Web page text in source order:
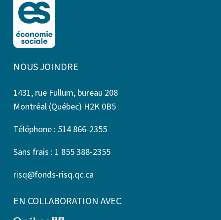
NOUS JOINDRE
1431, rue Fullum, bureau 208
Montréal (Québec) H2K 0B5
Téléphone : 514 866-2355
Sans frais : 1 855 388-2355
risq@fonds-risq.qc.ca
EN COLLABORATION AVEC